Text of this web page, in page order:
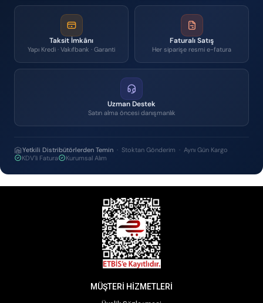
Taksit İmkânı
Yapı Kredi · Vakıfbank · Garanti
Faturalı Satış
Her siparişe resmi e-fatura
Uzman Destek
Satın alma öncesi danışmanlık
Yetkili Distribütörlerden Temin · Stoktan Gönderim · Aynı Gün Kargo
KDV'li Fatura
Kurumsal Alım
MÜŞTERİ HİZMETLERİ